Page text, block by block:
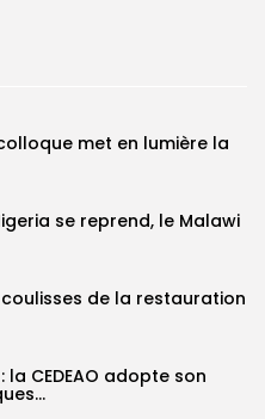
met en lumière la
se reprend, le Malawi
de la restauration
CEDEAO adopte son